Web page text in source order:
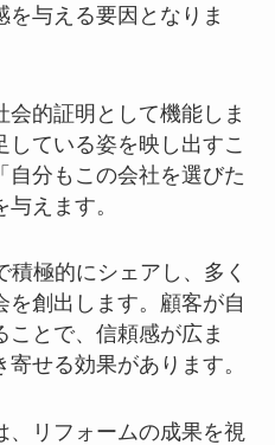
を与える要因となりま
的証明として機能しま
ている姿を映し出すこ
自分もこの会社を選びた
えます。
極的にシェアし、多く
を創出します。顧客が自
ことで、信頼感が広ま
せる効果があります。
、リフォームの成果を視